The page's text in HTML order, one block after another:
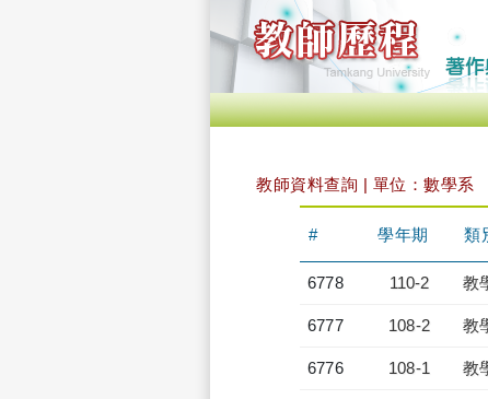
教師資料查詢 | 單位：數學系
# 學年期 類
6778 110-2 教
6777 108-2 教
6776 108-1 教